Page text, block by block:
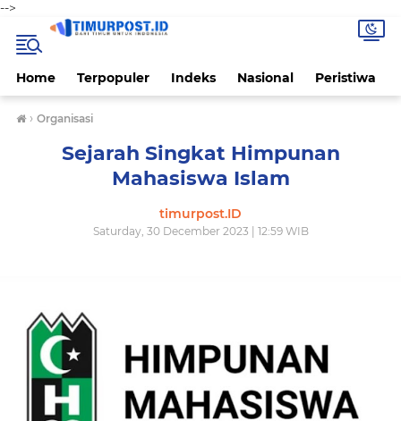
-->
Home Terpopuler Indeks Nasional Peristiwa
› Organisasi
Sejarah Singkat Himpunan
Mahasiswa Islam
timurpost.ID
Saturday, 30 December 2023 | 12:59 WIB